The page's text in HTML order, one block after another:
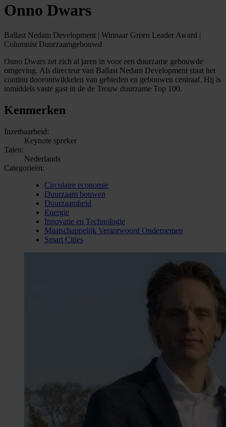
Onno Dwars
Ballast Nedam Development | Winnaar Green Leader Award |
Columnist Duurzaamgebouwd
Onno Dwars zet zich al jaren in voor een duurzame gebouwde
omgeving. Als directeur van Ballast Nedam Development staat het
continu doorontwikkelen van gebieden en gebouwen centraal. Hij is
inmiddels vaste gast in de de Trouw duurzame Top 100.
Kenmerken
Inzetbaarheid:
Keynote spreker
Talen:
Nederlands
Categorieën:
Circulaire economie
Duurzaam bouwen
Duurzaamheid
Energie
Innovatie en Technologie
Maatschappelijk Verantwoord Ondernemen
Smart Cities